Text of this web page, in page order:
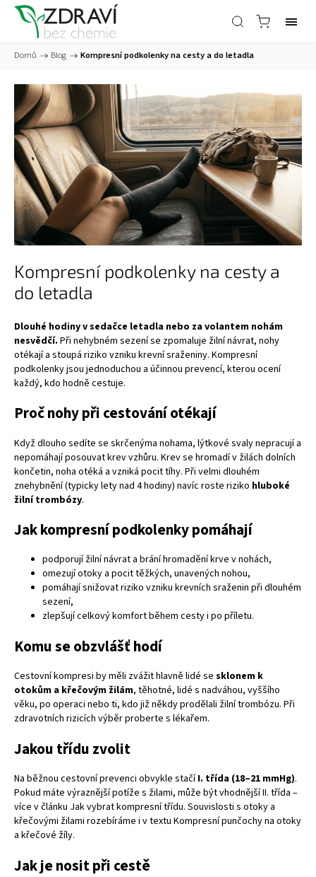
Domů / Blog / Kompresní podkolenky na cesty a do letadla
Kompresní podkolenky na cesty a
do letadla
Dlouhé hodiny v sedačce letadla nebo za volantem nohám
nesvědčí. Při nehybném sezení se zpomaluje žilní návrat, nohy
otékají a stoupá riziko vzniku krevní sraženiny. Kompresní
podkolenky jsou jednoduchou a účinnou prevencí, kterou ocení
každý, kdo hodně cestuje.
Proč nohy při cestování otékají
Když dlouho sedíte se skrčenýma nohama, lýtkové svaly nepracují a
nepomáhají posouvat krev vzhůru. Krev se hromadí v žilách dolních
končetin, noha otéká a vzniká pocit tíhy. Při velmi dlouhém
znehybnění (typicky lety nad 4 hodiny) navíc roste riziko hluboké
žilní trombózy.
Jak kompresní podkolenky pomáhají
podporují žilní návrat a brání hromadění krve v nohách,
omezují otoky a pocit těžkých, unavených nohou,
pomáhají snižovat riziko vzniku krevních sraženin při dlouhém
sezení,
zlepšují celkový komfort během cesty i po příletu.
Komu se obzvlášť hodí
Cestovní kompresi by měli zvážit hlavně lidé se sklonem k
otokům a křečovým žilám, těhotné, lidé s nadváhou, vyššího
věku, po operaci nebo ti, kdo již někdy prodělali žilní trombózu. Při
zdravotních rizicích výběr proberte s lékařem.
Jakou třídu zvolit
Na běžnou cestovní prevenci obvykle stačíI. třída (18–21 mmHg).
Pokud máte výraznější potíže s žilami, může být vhodnější II. třída –
více v článku Jak vybrat kompresní třídu. Souvislosti s otoky a
křečovými žilami rozebíráme i v textu Kompresní punčochy na otoky
a křečové žíly.
Jak je nosit při cestě